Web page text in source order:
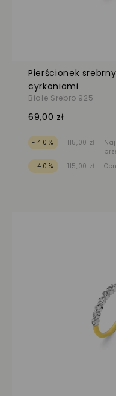
Pierścionek
cyrkoniami
Białe Srebro 925
69,00 zł
-40% 115,00 zł
-40%
115,00 zł